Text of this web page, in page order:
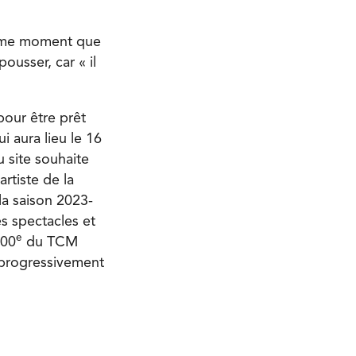
moment que
car « il
être prêt
aura lieu le 16
site souhaite
de la
saison 2023-
spectacles et
e du TCM